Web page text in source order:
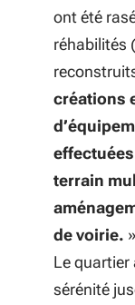
ont été
réhabilités
créations
terrain
de voirie. »
Le quartier
sérénité